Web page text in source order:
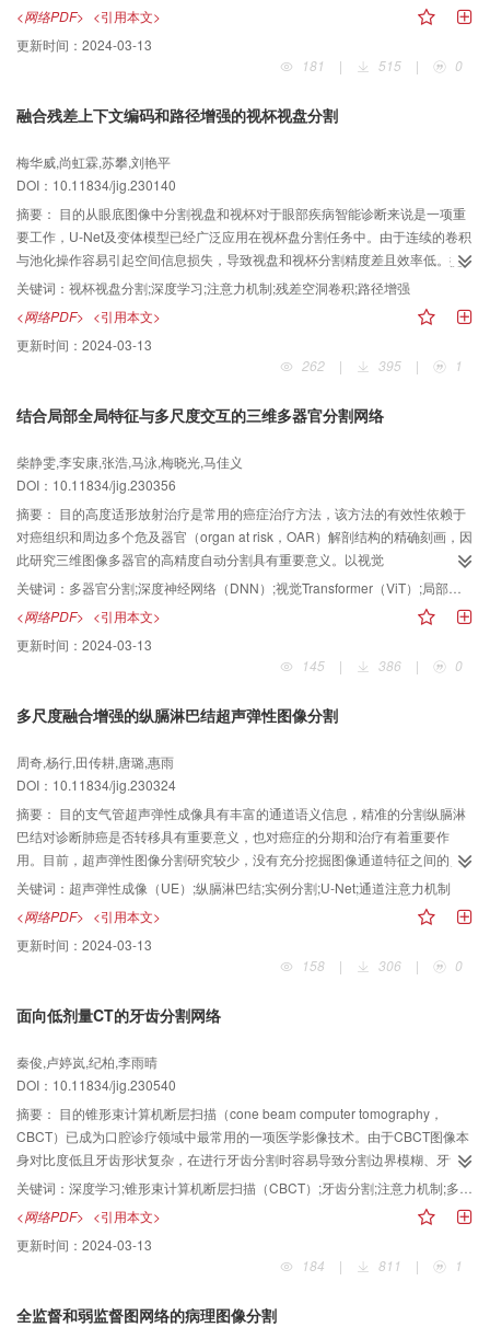
https://doi.org/10.57760/sciencedb.08547。
federated image segmentation via similarity-aware distillation，
pFedWSD），以应对多中心数据分布和标注上的差异。方法所提出的
pFedWSD通过循环知识蒸馏为每个站点训练个性化模型，包含动态循环公共知
各站点模型性能，并以循环知识蒸馏的形式积累公共知识；第2阶段通过批标准
蒸馏。在弱监督方面，引入门控条件随机场损失和树能量损失相结合的训练目
标，以产生更为精确的伪标注监督信号。结果在眼底视杯视盘分割和视网膜中
心凹无血管区分割两项任务中，pFedWSD的Dice系数和HD95（95%
Hausdorff distance）指标均优于多种中心式联邦和个性化联邦方法，在两项任
务中，Dice系数分别为90.38%和93.12%，相比于较先进的方法
FedAP（federated learning with adaptive batchnorm for personalized
federated learning）分别提升了1.67%和6.56%，性能接近于全监督集中式训
练所得的模型。结论本文提出的弱监督个性化联邦学习框架能有效统一不同形
式稀疏标注数据并对不同分布的各站点数据训练得到个性化模型，使各站点分
<网络PDF> <引用本文>
更新时间： 2024-03-13
181
| 515 | 0
融合残差上下文编码和路径增强的视杯视盘分割
梅华威,尚虹霖,苏攀,刘艳平
DOI：10.11834/jig.230140
摘要： 目的从眼底图像中分割视盘和视杯对于眼部疾病智能诊断来说是一项重
要工作，U-Net及变体模型已经广泛应用在视杯盘分割任务中。由于连续的卷积
与池化操作容易引起空间信息损失，导致视盘和视杯分割精度差且效率低。提
出了融合残差上下文编码和路径增强的深度学习网络RCPA-Net，提升了分割结
果的准确性与连续性。方法采用限制对比度自适应直方图均衡方法处理输入图
像，增强对比度并丰富图像信息。特征编码模块以ResNet34（residual neural
network）为骨干网络，通过引入残差递归与注意力机制使模型更关注感兴趣区
域，采用残差空洞卷积模块捕获更深层次的语义特征信息，使用路径增强模块
的多标签损失函数用于提高视盘视杯与背景区域的像素比例并生成最终的分割
fundus image database for glaucoma analysis）数据集中，本文方法对视盘分
割的JC（Jaccard）指数为0.939 1，F-measure为0.968 6，视杯分割的JC和F-
measure分别为0.794 8和0.885 5；在Drishti-GS1数据集中，视盘分割的JC和
F-measure分别为0.951 3和0.975 0，视杯分割的JC和F-measure分别为0.863
3和0.926 6；在Refuge（retinal fundus glaucoma challenge）数据集中，视
盘分割的JC和F-measure分别为0.929 8和0.963 6，视杯分割的JC和F-
optic nerve evaluation）-R1数据集中，视盘分割的JC和F-measure分别为
0.929 0和0.962 8。在4个数据集上结果均优于对比算法，性能显著提升。此
外，针对网络中提出的模块分别做了消融实验，验证了RCPA-Net中各个模块的
更接近真实标签结果，同时跨数据集测试结果证明了RCPA-Net具有良好的泛化
关键词： 视杯视盘分割;深度学习;注意力机制;残差空洞卷积;路径增强
<网络PDF> <引用本文>
更新时间： 2024-03-13
262
| 395 | 1
结合局部全局特征与多尺度交互的三维多器官分割网络
柴静雯,李安康,张浩,马泳,梅晓光,马佳义
DOI：10.11834/jig.230356
摘要： 目的高度适形放射治疗是常用的癌症治疗方法，该方法的有效性依赖于
对癌组织和周边多个危及器官（organ at risk，OAR）解剖结构的精确刻画，因
此研究三维图像多器官的高精度自动分割具有重要意义。以视觉
Transformer（vision Transformer，ViT）和卷积神经网络（convolutional
neural network，CNN）结合为代表的三维医学图像分割方法表现出了丰富的
应用优势。然而，这类方法往往忽略同一尺度内和不同尺度间的信息交互，使
得CNN和ViT特征的提取和融合受限。本文提出一种端到端多器官分割网络
LoGoFUNet（local-global-features fusion UNet），旨在应对现有方法的缺
ViT特征的LoGoF（local-global-features fusion）编码器，并构建了一个端到
相互关系，该方法在M0网络的基础上设计并引入了多尺度交互（multi-scale
interaction，MSI）模块和注意力指导（attention guidance，AG）结构，最终
形成了LoGoFUNet。结果在Synapse数据集和SegTHOR（segmentation of
thoracic organs at risk）数据集上，本文方法相比于表现第2的模型，
DSC（Dice similarity cofficient）指标分别提高了2.94%和4.93%，而
HD95（Hausdorff distance_95）指标则分别降低了8.55和2.45，切实提升了
challenge）数据集上，3D分割方法的适用性大多较差，但LoGoFUNet依然得
到了比2D先进方法更好的结果，说明其对数据集的适应能力更强。结论该方法
的分割模型综合尺度内和尺度间的信息交互，具有更好的分割结果，且在数据
关键词： 多器官分割;深度神经网络（DNN）;视觉Transformer（ViT）;局部全局特征;多尺度交互（MSI）
<网络PDF> <引用本文>
更新时间： 2024-03-13
145
| 386 | 0
多尺度融合增强的纵膈淋巴结超声弹性图像分割
周奇,杨行,田传耕,唐璐,惠雨
DOI：10.11834/jig.230324
摘要： 目的支气管超声弹性成像具有丰富的通道语义信息，精准的分割纵膈淋
巴结对诊断肺癌是否转移具有重要意义，也对癌症的分期和治疗有着重要作
用。目前，超声弹性图像分割研究较少，没有充分挖掘图像通道特征之间的关
系。因此，提出一种结合注意力机制的多尺度融合增强的纵膈淋巴结超声弹性
图像分割U-Net（attention-based multi-scale fusion enhanced ultrasound
elastic images segmentation network for mediastinal lymph node， AMFE-
UNet）。方法首先，考虑到图像可以提供纵膈淋巴结的位置和通道信息，设计
密集卷积网络（dense convolutional network， DenseNet）作为模型编码器；
围对结节的边界和纹理进行建模；最后，用选择性内核网络设计跳跃连接，将
通道融合的方式不同，将AMFE-UNet分为A和B两个子型。结果在超声弹性图像
数据集上进行对比实验与验证。结果表明AMFE-UNet平均Dice系数达到
86.593%，较U-Net提升了1.986%；相较于对比模型，AMFE-UNet A在Dice、
精确度和特异度指标上均达到了最优；AMFE-UNet B在交并比、灵敏度和豪斯
多夫距离指标上也达到最优。消融实验和可视化分析表明提出的改进方法具有
明显的提升效果。结论本文通过密集卷积网络设计分割模型编码器，并利用通
纵膈淋巴结分割效果，具有较高的临床应用价值。代码链接：
https://github.com/Philo-github/AMFE-UNet。
关键词： 超声弹性成像（UE）;纵膈淋巴结;实例分割;U-Net;通道注意力机制
<网络PDF> <引用本文>
更新时间： 2024-03-13
158
| 306 | 0
面向低剂量CT的牙齿分割网络
秦俊,卢婷岚,纪柏,李雨晴
DOI：10.11834/jig.230540
摘要： 目的锥形束计算机断层扫描（cone beam computer tomography，
CBCT）已成为口腔诊疗领域中最常用的一项医学影像技术。由于CBCT图像本
身对比度低且牙齿形状复杂，在进行牙齿分割时容易导致分割边界模糊、牙齿
根部错误分割的问题。现有方法往往无法达到预期效果，并且基于深度学习的
分割网络在分割精度等性能提升到一定程度后存在生梯度爆炸、过拟合以及无
法关注图像全局信息等限制。然而，牙齿分割在医生制定诊断和治疗计划方面
至关重要。为了应对这一问题，提出了一种名为MF-CA Net的牙齿分割模型，
以提高牙齿分割的准确性和鲁棒性。方法MF-CA Net模型引入了多尺度特征提
attention）注意力机制，这些模块使网络能够准确地捕捉感兴趣的牙齿区域，
关键词： 深度学习;锥形束计算机断层扫描（CBCT）;牙齿分割;注意力机制;多尺度信息;损失函数;分割精度
<网络PDF> <引用本文>
更新时间： 2024-03-13
184
| 811 | 1
全监督和弱监督图网络的病理图像分割